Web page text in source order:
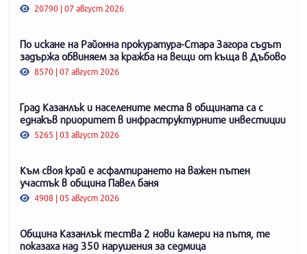
20790 | 07 август 2026
По искане на Районна прокуратура-Стара Загора съдът
задържа обвиняем за кражба на вещи от къща в Дъбово
8570 | 07 август 2026
Град Казанлък и населените места в общината са с
еднакъв приоритет в инфраструктурните инвестиции
5265 | 03 август 2026
Към своя край е асфалтирането на важен пътен
участък в община Павел баня
4908 | 05 август 2026
Община Казанлък тества 2 нови камери на пътя, те
показаха над 350 нарушения за седмица